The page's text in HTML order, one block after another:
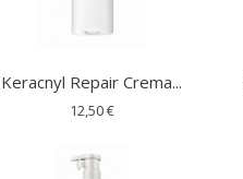
Keracnyl Repair Crema...
12,50 €